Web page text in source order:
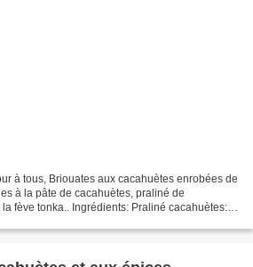
à tous, Briouates aux cacahuètes enrobées de
à la pâte de cacahuètes, praliné de
fève tonka.. Ingrédients: Praliné cacahuètes: -